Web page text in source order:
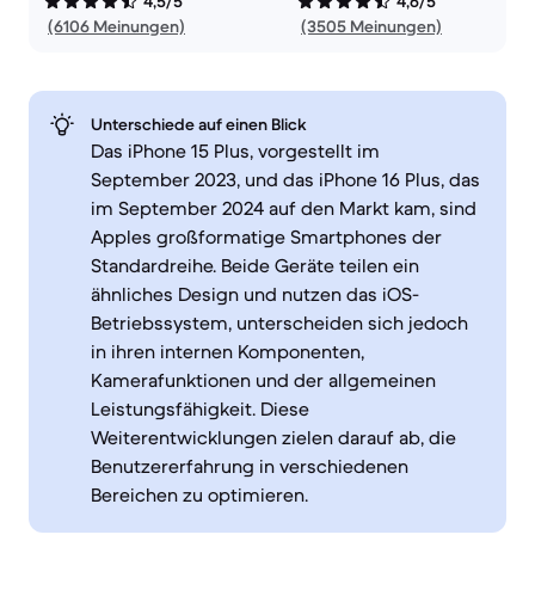
(6106 Meinungen)
(3505 Meinungen)
Unterschiede auf einen Blick
Das iPhone 15 Plus, vorgestellt im
September 2023, und das iPhone 16 Plus, das
im September 2024 auf den Markt kam, sind
Apples großformatige Smartphones der
Standardreihe. Beide Geräte teilen ein
ähnliches Design und nutzen das iOS-
Betriebssystem, unterscheiden sich jedoch
in ihren internen Komponenten,
Kamerafunktionen und der allgemeinen
Leistungsfähigkeit. Diese
Weiterentwicklungen zielen darauf ab, die
Benutzererfahrung in verschiedenen
Bereichen zu optimieren.